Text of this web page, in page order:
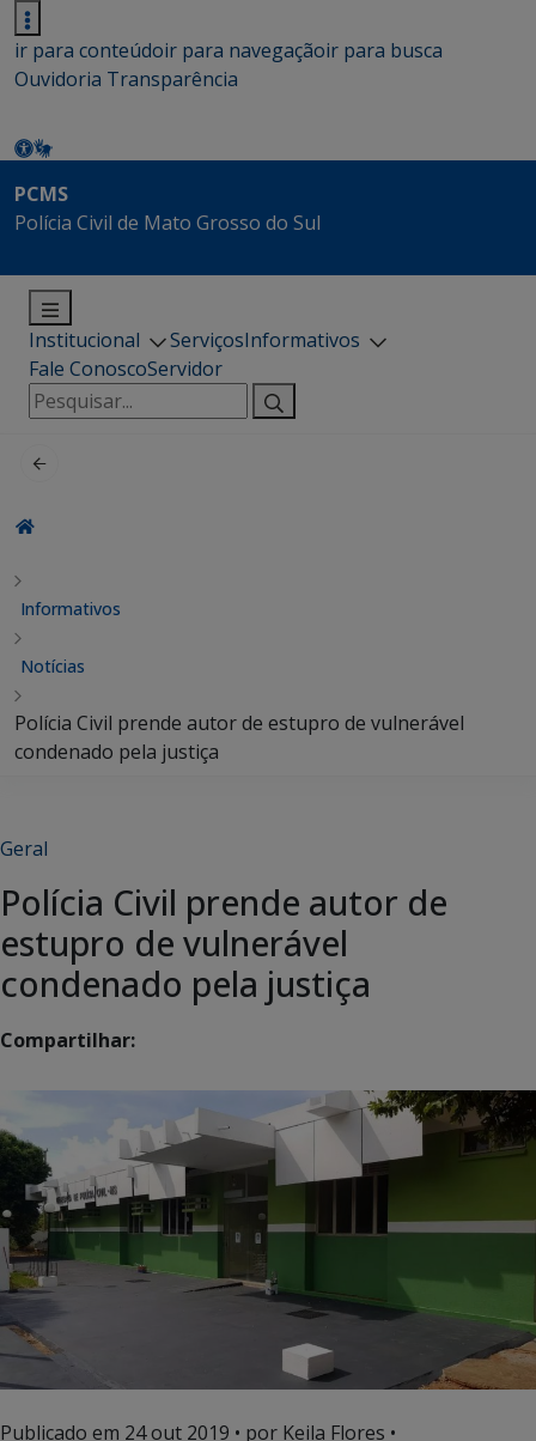
ir para conteúdoir para navegaçãoir para busca
Ouvidoria Transparência
PCMS
Polícia Civil de Mato Grosso do Sul
Institucional ServiçosInformativos
Fale ConoscoServidor
Pesquisar
por:
Informativos
Notícias
Polícia Civil prende autor de estupro de vulnerável
condenado pela justiça
Geral
Polícia Civil prende autor de
estupro de vulnerável
condenado pela justiça
Compartilhar:
Publicado em 24 out 2019 • por Keila Flores •